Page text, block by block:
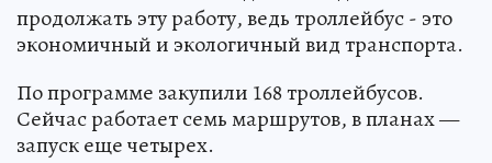
продолжать эту работу, ведь троллейбус - это
экономичный и экологичный вид транспорта.
По программе закупили 168 троллейбусов.
Сейчас работает семь маршрутов, в планах —
запуск еще четырех.